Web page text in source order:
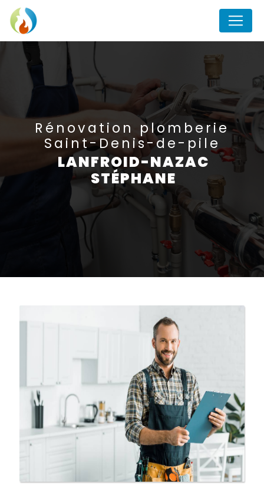
rénovation plomberie
Saint-Denis-de-pile
LANFROID-NAZAC
STÉPHANE
Panneau de gestion des cookies